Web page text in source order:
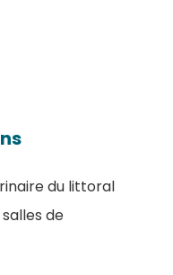
du littoral
de